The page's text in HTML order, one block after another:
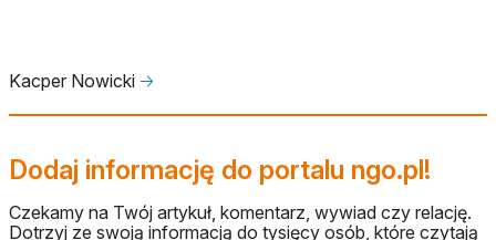
Kacper Nowicki 🡢
Dodaj informację do portalu ngo.pl!
Czekamy na Twój artykuł, komentarz, wywiad czy relację.
Dotrzyj ze swoją informacją do tysięcy osób, które czytają